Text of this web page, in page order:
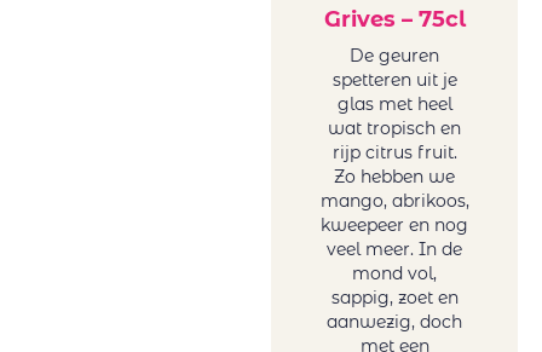
Grives – 75cl
De geuren
spetteren uit je
glas met heel
wat tropisch en
rijp citrus fruit.
Zo hebben we
mango, abrikoos,
kweepeer en nog
veel meer. In de
mond vol,
sappig, zoet en
aanwezig, doch
met een